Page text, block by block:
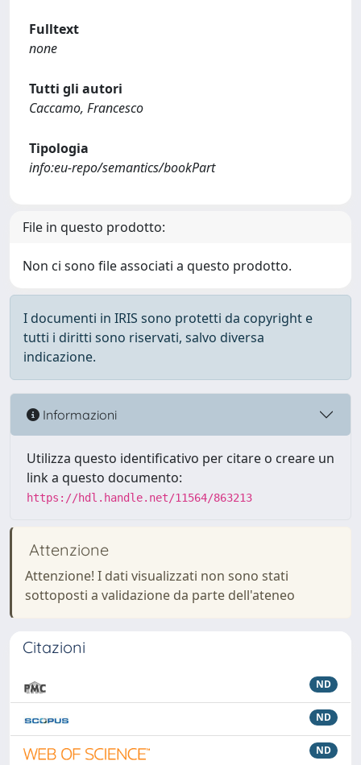
Fulltext
none
Tutti gli autori
Caccamo, Francesco
Tipologia
info:eu-repo/semantics/bookPart
File in questo prodotto:
Non ci sono file associati a questo prodotto.
I documenti in IRIS sono protetti da copyright e
tutti i diritti sono riservati, salvo diversa
indicazione.
Informazioni
Utilizza questo identificativo per citare o creare un
link a questo documento:
https://hdl.handle.net/11564/863213
Attenzione
Attenzione! I dati visualizzati non sono stati
sottoposti a validazione da parte dell'ateneo
Citazioni
ND
ND
ND